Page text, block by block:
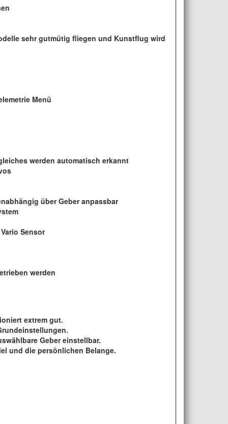
sehr gutmütig fliegen und Kunstflug wird
Menü
werden automatisch erkannt
über Geber anpassbar
Sensor
werden
extrem gut.
Geber einstellbar.
und die persönlichen Belange.